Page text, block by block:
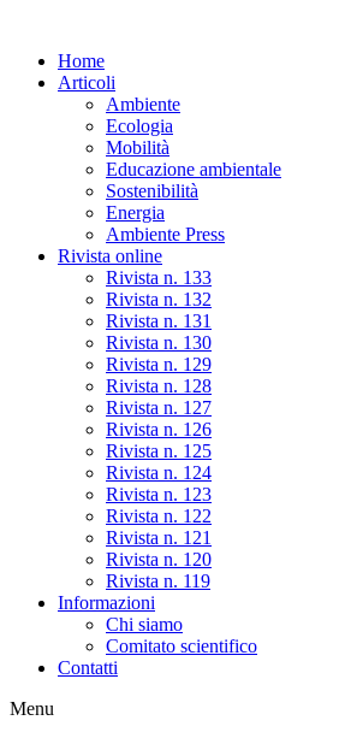
content
Home
Articoli
Ambiente
Ecologia
Mobilità
Educazione ambientale
Sostenibilità
Energia
Ambiente Press
Rivista online
Rivista n. 133
Rivista n. 132
Rivista n. 131
Rivista n. 130
Rivista n. 129
Rivista n. 128
Rivista n. 127
Rivista n. 126
Rivista n. 125
Rivista n. 124
Rivista n. 123
Rivista n. 122
Rivista n. 121
Rivista n. 120
Rivista n. 119
Informazioni
Chi siamo
Comitato scientifico
Contatti
Menu